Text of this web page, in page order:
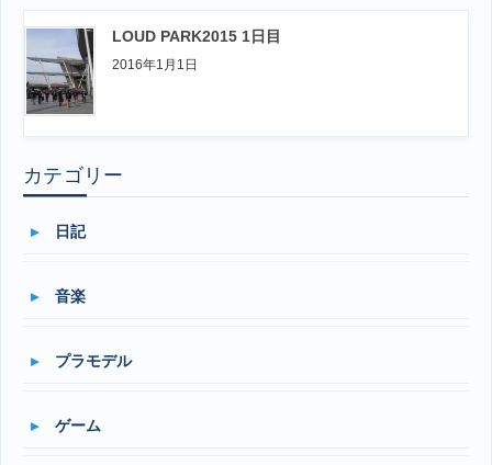
LOUD PARK2015 1日目
2016年1月1日
カテゴリー
日記
音楽
プラモデル
ゲーム